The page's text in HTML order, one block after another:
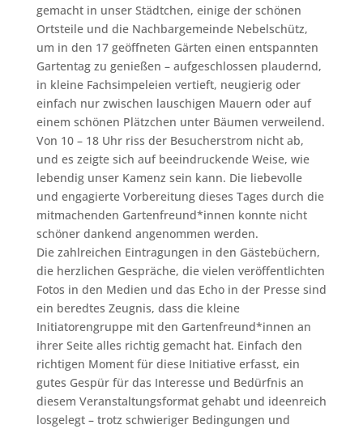
gemacht in unser Städtchen, einige der schönen
Ortsteile und die Nachbargemeinde Nebelschütz,
um in den 17 geöffneten Gärten einen entspannten
Gartentag zu genießen – aufgeschlossen plaudernd,
in kleine Fachsimpeleien vertieft, neugierig oder
einfach nur zwischen lauschigen Mauern oder auf
einem schönen Plätzchen unter Bäumen verweilend.
Von 10 – 18 Uhr riss der Besucherstrom nicht ab,
und es zeigte sich auf beeindruckende Weise, wie
lebendig unser Kamenz sein kann. Die liebevolle
und engagierte Vorbereitung dieses Tages durch die
mitmachenden Gartenfreund*innen konnte nicht
schöner dankend angenommen werden.
Die zahlreichen Eintragungen in den Gästebüchern,
die herzlichen Gespräche, die vielen veröffentlichten
Fotos in den Medien und das Echo in der Presse sind
ein beredtes Zeugnis, dass die kleine
Initiatorengruppe mit den Gartenfreund*innen an
ihrer Seite alles richtig gemacht hat. Einfach den
richtigen Moment für diese Initiative erfasst, ein
gutes Gespür für das Interesse und Bedürfnis an
diesem Veranstaltungsformat gehabt und ideenreich
losgelegt – trotz schwieriger Bedingungen und